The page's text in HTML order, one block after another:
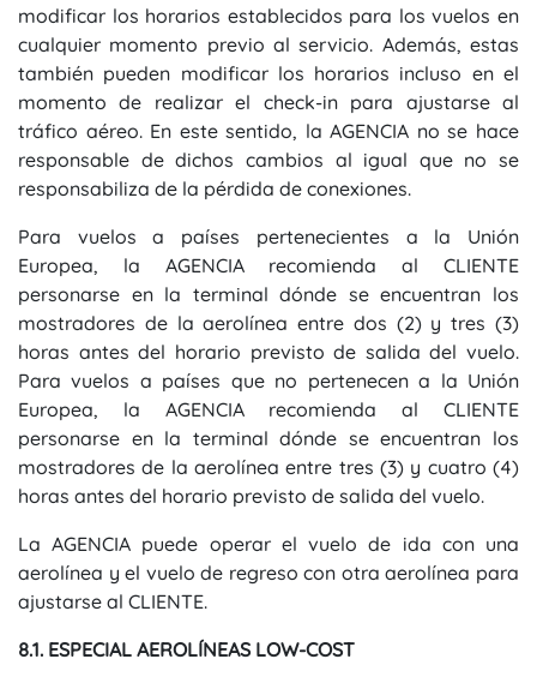
modificar los horarios establecidos para los vuelos en
cualquier momento previo al servicio. Además, estas
también pueden modificar los horarios incluso en el
momento de realizar el check-in para ajustarse al
tráfico aéreo. En este sentido, la AGENCIA no se hace
responsable de dichos cambios al igual que no se
responsabiliza de la pérdida de conexiones.
Para vuelos a países pertenecientes a la Unión
Europea, la AGENCIA recomienda al CLIENTE
personarse en la terminal dónde se encuentran los
mostradores de la aerolínea entre dos (2) y tres (3)
horas antes del horario previsto de salida del vuelo.
Para vuelos a países que no pertenecen a la Unión
Europea, la AGENCIA recomienda al CLIENTE
personarse en la terminal dónde se encuentran los
mostradores de la aerolínea entre tres (3) y cuatro (4)
horas antes del horario previsto de salida del vuelo.
La AGENCIA puede operar el vuelo de ida con una
aerolínea y el vuelo de regreso con otra aerolínea para
ajustarse al CLIENTE.
8.1. ESPECIAL AEROLÍNEAS LOW-COST